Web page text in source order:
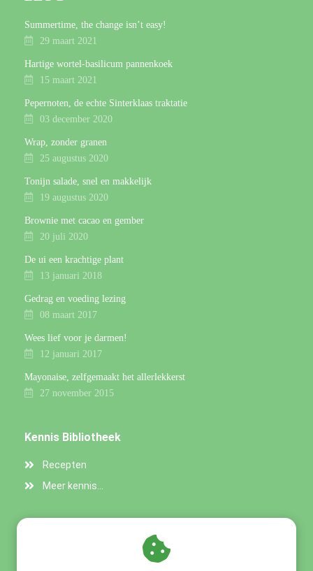
Summertime, the change isn’t easy!
29 maart 2021
Hartige wortel-basilicum pannenkoek
15 maart 2021
Pepernoten, de echte Sinterklaas traktatie
03 december 2020
Wrap, zonder granen
25 augustus 2020
Tonijn salade, snel en makkelijk
19 augustus 2020
Brownie met cacao en gember
20 juli 2020
De ui een krachtige plant
13 januari 2018
Gedrag en voeding lezing
08 maart 2017
Wees lief voor je darmen!
12 januari 2017
Mayonaise, zelfgemaakt het allerlekkerst
27 november 2015
Kennis Bibliotheek
Recepten
Meer kennis...
OERvitaal - Bezoekadres